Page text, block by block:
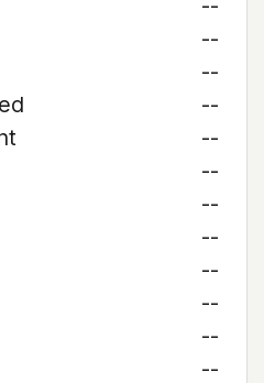
--
--
--
--
--
--
--
--
--
--
--
--